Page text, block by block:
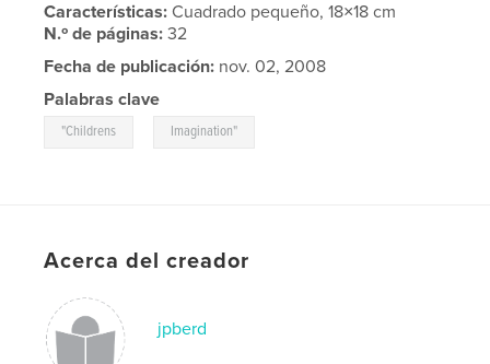
Características:Cuadrado pequeño, 18×18 cm
N.º de páginas:32
Fecha de publicación: nov. 02, 2008
Palabras clave
"Childrens Imagination"
Acerca del creador
jpberd